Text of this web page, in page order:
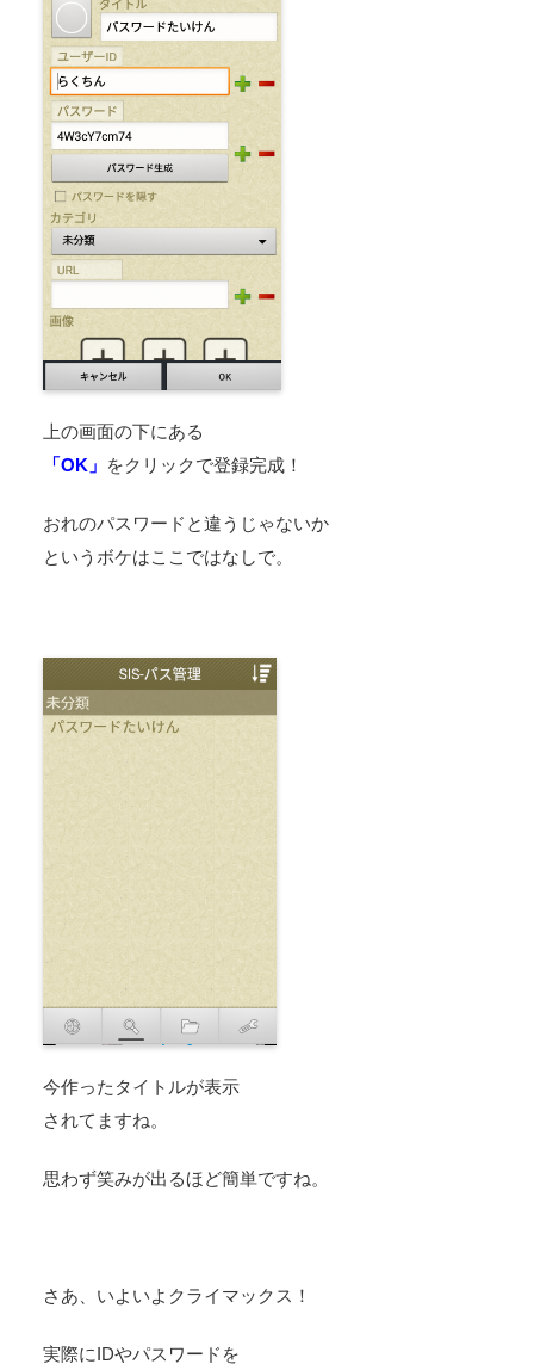
上の画面の下にある
「OK」 をクリックで登録完成！
おれのパスワードと違うじゃないか
というボケはここではなしで。
今作ったタイトルが表示
されてますね。
思わず笑みが出るほど簡単ですね。
さあ、いよいよクライマックス！
実際にIDやパスワードを